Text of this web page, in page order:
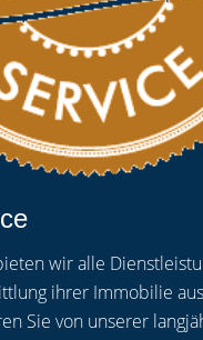
wir alle
ihrer Immobilie
Sie von unserer